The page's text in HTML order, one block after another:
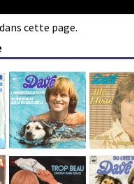
dans cette page.